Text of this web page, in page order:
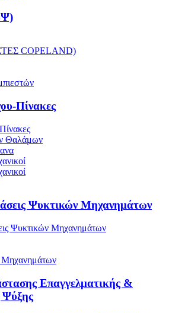
COPELAND)
Πίνακες
Θαλάμων
Ψυκτικών Μηχανημάτων
Ψυκτικών Μηχανημάτων
Μηχανημάτων
Επαγγελματικής &
Ψύξης